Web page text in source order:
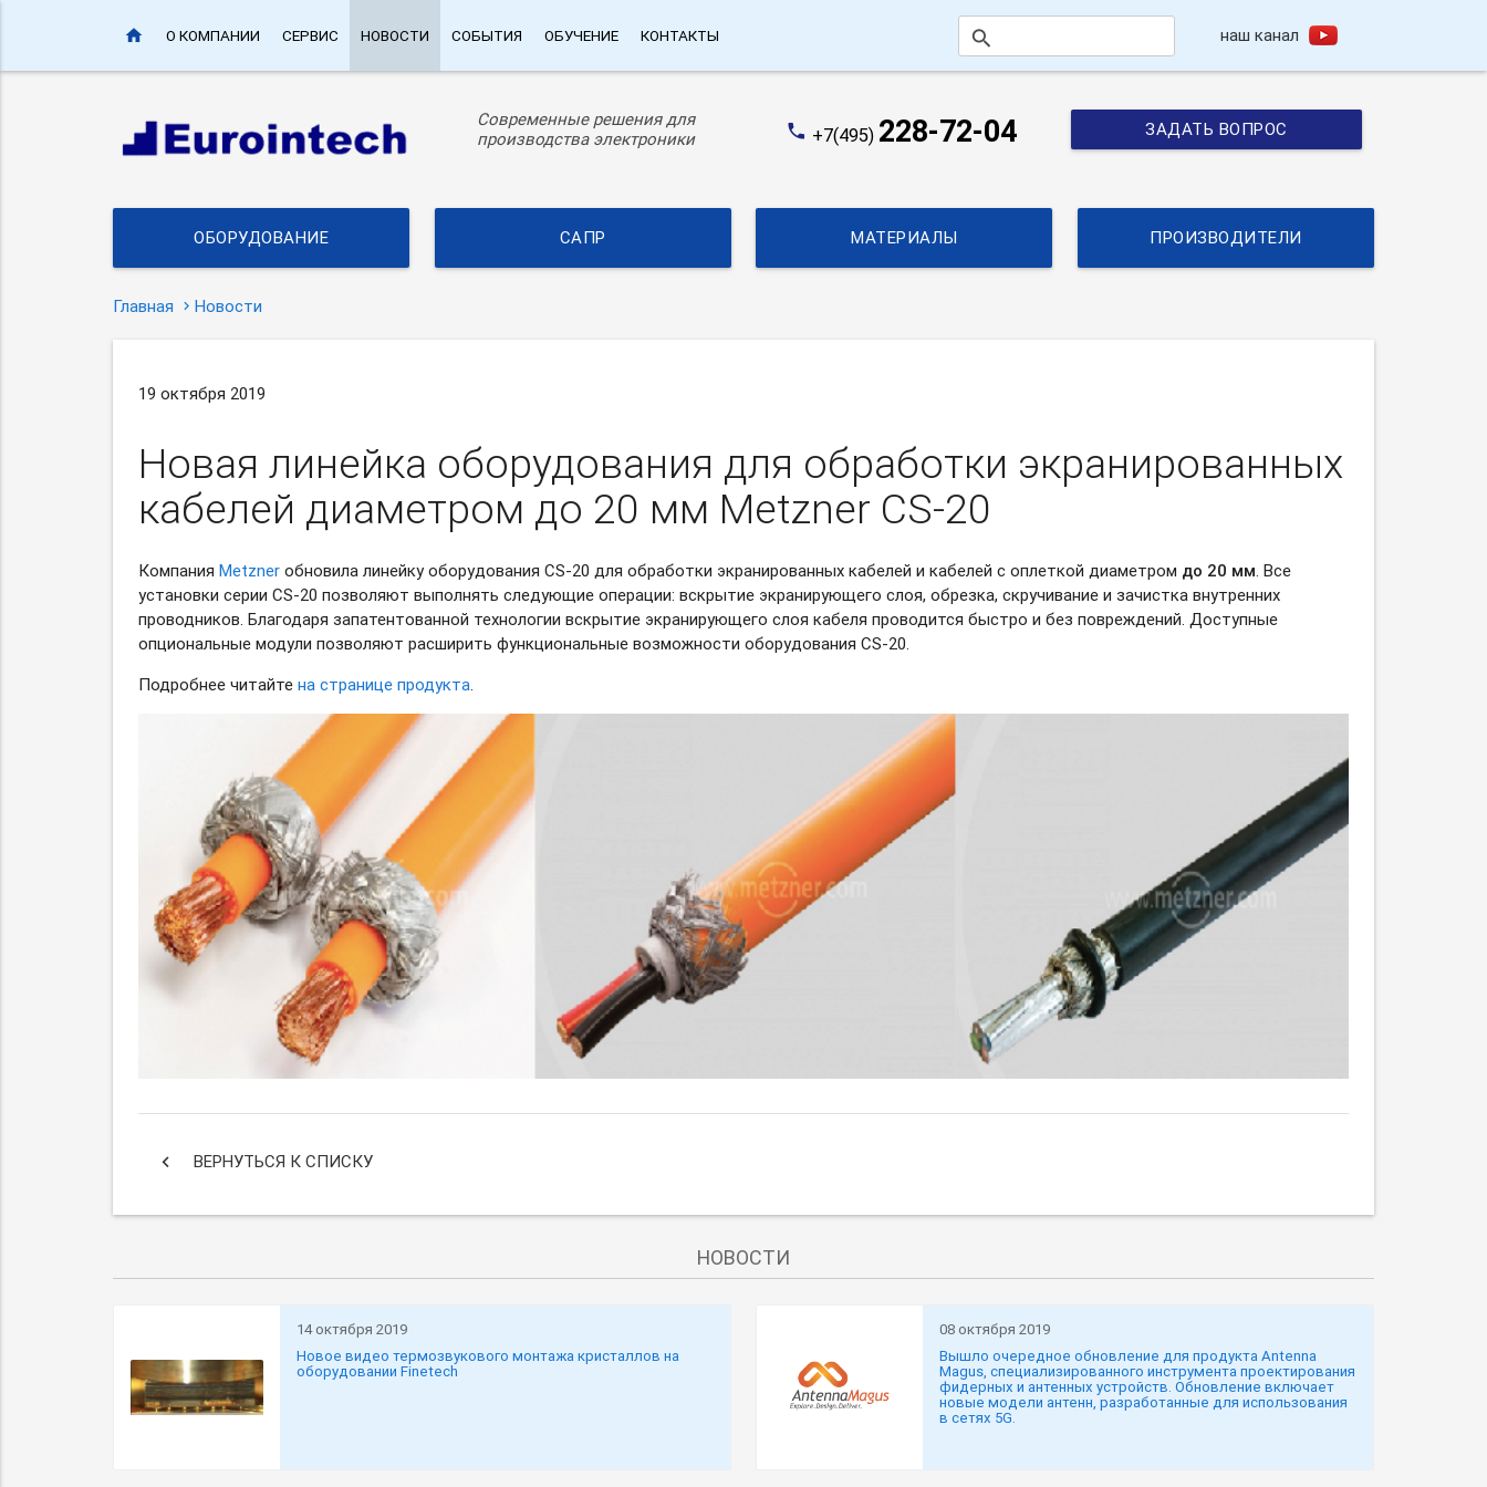
home О КОМПАНИИ СЕРВИС НОВОСТИ СОБЫТИЯ ОБУЧЕНИЕ КОНТАКТЫ search наш канал
Современные решения для
производства электроники
phone +7(495) 228-72-04 ЗАДАТЬ ВОПРОС
ОБОРУДОВАНИЕ САПР МАТЕРИАЛЫ ПРОИЗВОДИТЕЛИ
Главная Новости
19 октября 2019
Новая линейка оборудования для обработки экранированных
кабелей диаметром до 20 мм Metzner CS-20
Компания Metznerобновила линейку оборудования CS-20 для обработки экранированных кабелей и кабелей с оплеткой диаметром до 20 мм. Все
установки серии CS-20 позволяют выполнять следующие операции: вскрытие экранирующего слоя, обрезка, скручивание и зачистка внутренних
проводников. Благодаря запатентованной технологии вскрытие экранирующего слоя кабеля проводится быстро и без повреждений. Доступные
опциональные модули позволяют расширить функциональные возможности оборудования CS-20.
Подробнее читайте на странице продукта.
keyboard_arrow_left ВЕРНУТЬСЯ К СПИСКУ
НОВОСТИ
14 октября 2019
Новое видео термозвукового монтажа кристаллов на
оборудовании Finetech
08 октября 2019
Вышло очередное обновление для продукта Antenna
Magus, специализированного инструмента проектирования
фидерных и антенных устройств. Обновление включает
новые модели антенн, разработанные для использования
в сетях 5G.